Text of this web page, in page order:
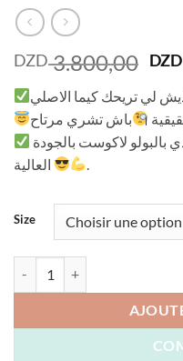
DZD3.800,00 Le
DZD
Size